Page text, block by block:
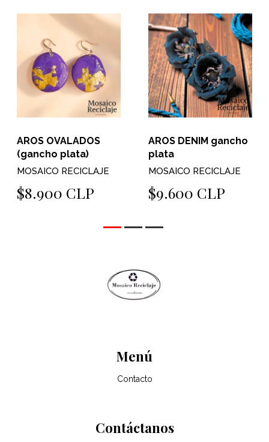
AROS OVALADOS
(gancho plata)
MOSAICO RECICLAJE
$8.900 CLP
AROS DENIM gancho
plata
MOSAICO RECICLAJE
$9.600 CLP
Menú
Contacto
Contáctanos